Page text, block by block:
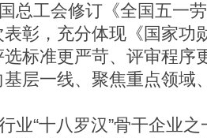
工会修订《全国五一
彰，充分体现《国家功
标准更严苛、评审程序
层一线、聚焦重点领域
“十八罗汉”骨干企业之